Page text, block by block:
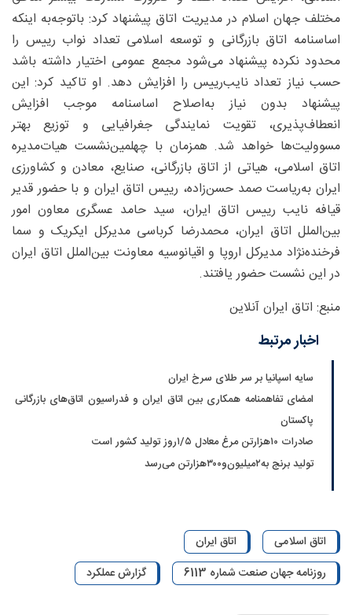
مختلف جهان اسلام در مدیریت اتاق پیشنهاد کرد: باتوجه‌به اینکه
اساسنامه اتاق بازرگانی و توسعه اسلامی تعداد نواب رییس را
محدود نکرده پیشنهاد می‌شود مجمع عمومی اختیار داشته باشد
حسب نیاز تعداد نایب‌رییس را افزایش دهد. او تاکید کرد: این
پیشنهاد بدون نیاز به‌اصلاح اساسنامه موجب افزایش
انعطاف‌پذیری، تقویت نمایندگی جغرافیایی و توزیع بهتر
مسوولیت‌ها خواهد شد. همزمان با چهلمین‌نشست هیات‌‌مدیره
اتاق اسلامی، هیاتی از اتاق بازرگانی، صنایع، معادن و کشاورزی
ایران به‌ریاست صمد حسن‌زاده، رییس اتاق ایران و با حضور قدیر
قیافه نایب رییس اتاق ایران، سید حامد عسگری معاون امور
بین‌الملل اتاق ایران، محمدرضا کرباسی مدیرکل ایکریک و سما
فرخنده‌نژاد مدیرکل اروپا و اقیانوسیه معاونت بین‌الملل اتاق ایران
در این نشست حضور یافتند.
منبع: اتاق ایران آنلاین
اخبار مرتبط
سایه اسپانیا بر سر طلای سرخ ایران
امضای تفاهمنامه همکاری بین اتاق ایران و فدراسیون اتاق‌های بازرگانی
پاکستان
صادرات ۱۰‌هزارتن مرغ معادل ۵/‏۱روز تولید کشور است
تولید برنج به‌۲‌میلیون‌و۳۰۰‌هزارتن می‌رسد
اتاق اسلامی
اتاق ایران
روزنامه جهان صنعت شماره 6113
گزارش عملکرد